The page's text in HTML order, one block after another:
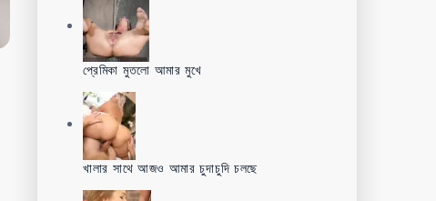
প্রেমিকা মুতলো আমার মুখে
খালার সাথে আজও আমার চুদাচুদি চলছে